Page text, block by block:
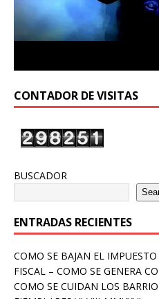
CONTADOR DE VISITAS
BUSCADOR
ENTRADAS RECIENTES
COMO SE BAJAN EL
FISCAL – COMO SE GENERA
COMO SE CUIDAN LOS